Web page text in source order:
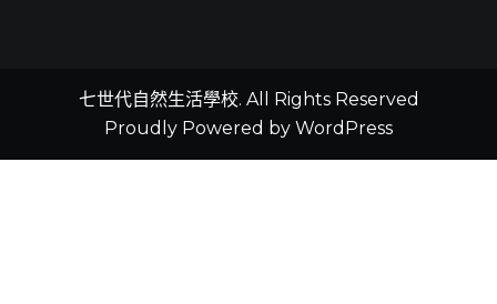
七世代自然生活學校. All Rights Reserved
Proudly Powered by WordPress